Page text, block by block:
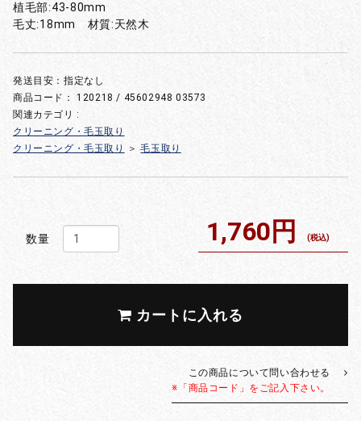
植毛部:43-80mm
毛丈:18mm 材質:天然木
発送目安：指定なし
商品コード：120218 / 45602948 03573
関連カテゴリ :
クリーニング・毛玉取り
クリーニング・毛玉取り
＞ 毛玉取り
数量 1,760円 (税込)
カートに入れる
この商品について問い合わせる
※「商品コード」をご記入下さい。